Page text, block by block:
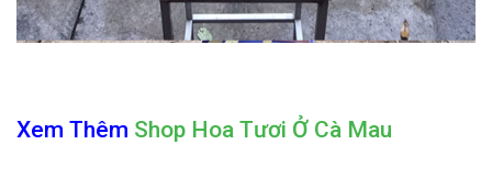
Xem Thêm Shop Hoa Tươi Ở Cà Mau